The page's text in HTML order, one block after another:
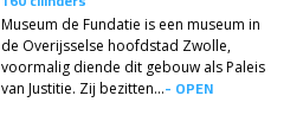
Museum de Fundatie is een museum in
de Overijsselse hoofdstad Zwolle,
voormalig diende dit gebouw als Paleis
van Justitie. Zij bezitten...- OPEN